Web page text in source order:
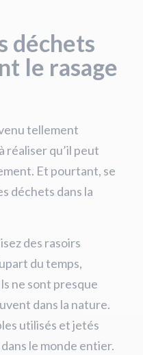
déchets
le rasage
tellement
réaliser qu’il peut
Et pourtant, se
déchets dans la
des rasoirs
du temps,
ne sont presque
dans la nature.
utilisés et jetés
le monde entier.